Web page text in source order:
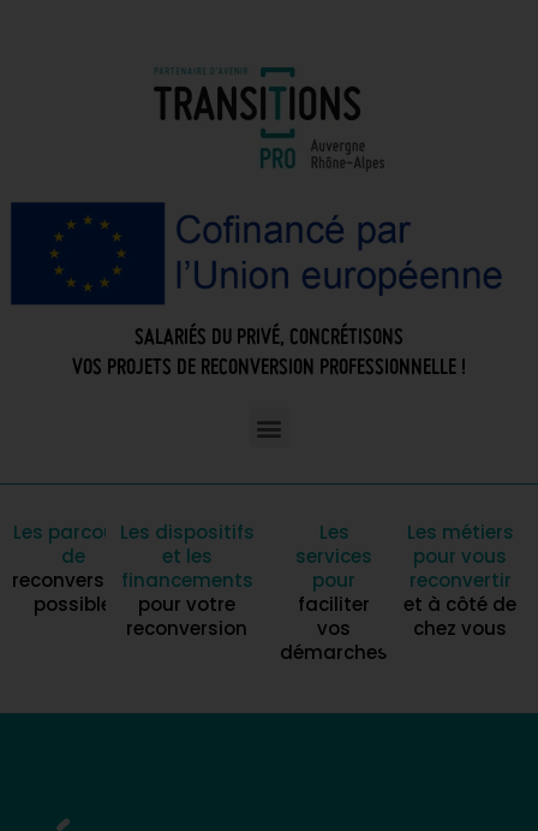
SALARIÉS DU PRIVÉ, CONCRÉTISONS
VOS PROJETS DE RECONVERSION PROFESSIONNELLE !
Les parcours
de
reconversion
possible
Les dispositifs
et les
financements
pour votre
reconversion
Les
services
pour
faciliter
vos
démarches
Les métiers
pour vous
reconvertir
et à côté de
chez vous